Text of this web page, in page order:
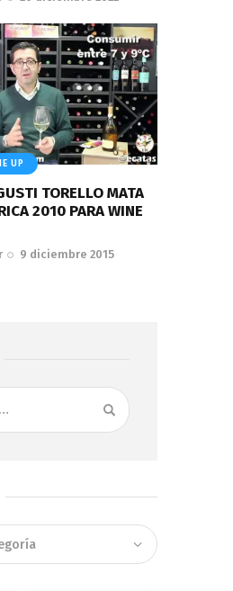
UP
TORELLO MATA
2010 PARA WINE
9 diciembre 2015